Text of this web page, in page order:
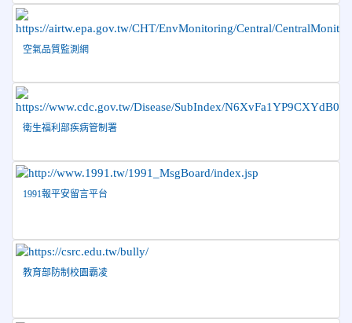
2026-05-03
Show and Tell榮獲佳績
2026-04-30 國稅局「114年度綜合所得稅結算申報」宣導內
2026-04-27
球錦標賽 榮獲亞軍！
促進繪畫比賽優勝名單
2026-04-08
115年PaGamO寒假作業獲獎名單
空氣品質監測網
衛生福利部疾病管制署
1991報平安留言平台
教育部防制校園霸凌